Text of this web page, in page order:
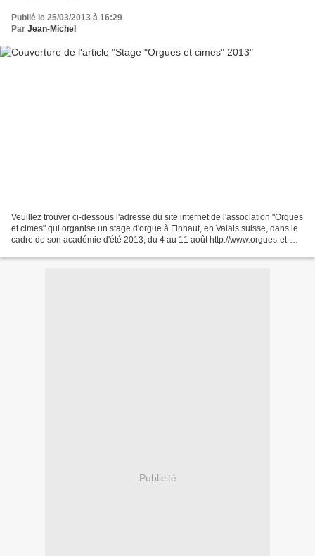
Publié le 25/03/2013 à 16:29
Par Jean-Michel
Veuillez trouver ci-dessous l'adresse du site internet de l'association "Orgues
et cimes" qui organise un stage d'orgue à Finhaut, en Valais suisse, dans le
cadre de son académie d'été 2013, du 4 au 11 août http://www.orgues-et-
Publicité